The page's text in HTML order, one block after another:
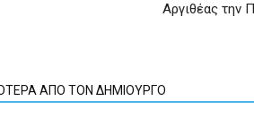
Αργιθέας την
ΑΠΟ ΤΟΝ ΔΗΜΙΟΥΡΓΟ